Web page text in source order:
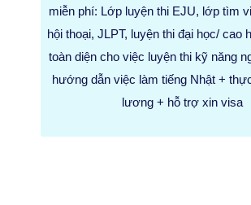
miễn phí: Lớp luyện thi EJU, lớp tìm
hội thoại, JLPT, luyện thi đại học/
toàn diện cho việc luyện thi kỹ năng
hướng dẫn việc làm tiếng Nhật +
lương + hỗ trợ xin visa